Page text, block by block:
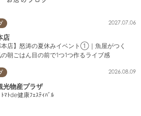
2027.07.06
店
本店】怒涛の夏休みイベント①｜魚屋がつく
朝ごはん目の前で1つ1つ作るライブ感
2026.08.09
光物産プラザ
ﾏﾄde健康ﾌｪｽﾃｨﾊﾞﾙ